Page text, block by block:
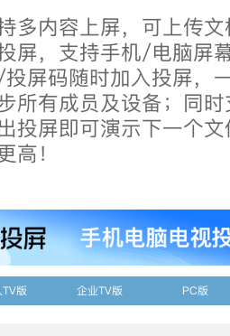
多内容上屏，可上传
屏，支持手机/电脑屏
屏码随时加入投屏，
所有成员及设备；同
投屏即可演示下一个
高！
版 企业TV版 PC版